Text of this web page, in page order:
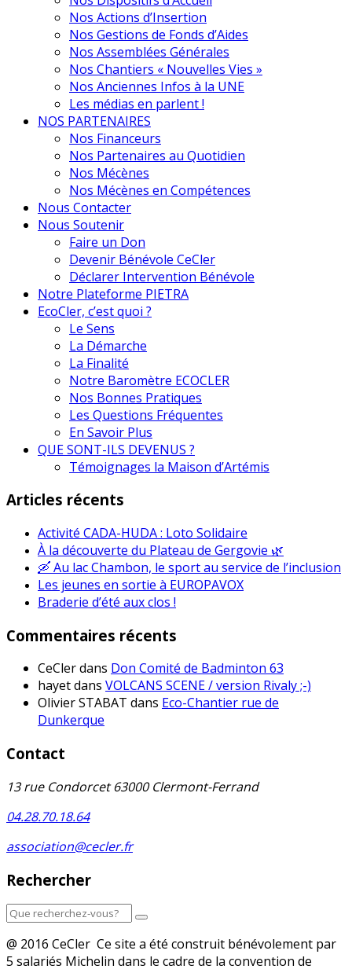
Nos Actions d’Insertion
Nos Gestions de Fonds d’Aides
Nos Assemblées Générales
Nos Chantiers « Nouvelles Vies »
Nos Anciennes Infos à la UNE
Les médias en parlent !
NOS PARTENAIRES
Nos Financeurs
Nos Partenaires au Quotidien
Nos Mécènes
Nos Mécènes en Compétences
Nous Contacter
Nous Soutenir
Faire un Don
Devenir Bénévole CeCler
Déclarer Intervention Bénévole
Notre Plateforme PIETRA
EcoCler, c’est quoi ?
Le Sens
La Démarche
La Finalité
Notre Baromètre ECOCLER
Nos Bonnes Pratiques
Les Questions Fréquentes
En Savoir Plus
QUE SONT-ILS DEVENUS ?
Témoignages la Maison d’Artémis
Articles récents
Activité CADA-HUDA : Loto Solidaire
À la découverte du Plateau de Gergovie 🌿
🛶 Au lac Chambon, le sport au service de l’inclusion
Les jeunes en sortie à EUROPAVOX
Braderie d’été aux clos !
Commentaires récents
CeClerdans Don Comité de Badminton 63
hayetdans VOLCANS SCENE / version Rivaly ;-)
Olivier STABAT dans Eco-Chantier rue de
Dunkerque
Contact
13 rue Condorcet 63000 Clermont-Ferrand
04.28.70.18.64
association@cecler.fr
Rechercher
@ 2016 CeCler Ce site a été construit bénévolement par
5 salariés Michelin dans le cadre de la convention de